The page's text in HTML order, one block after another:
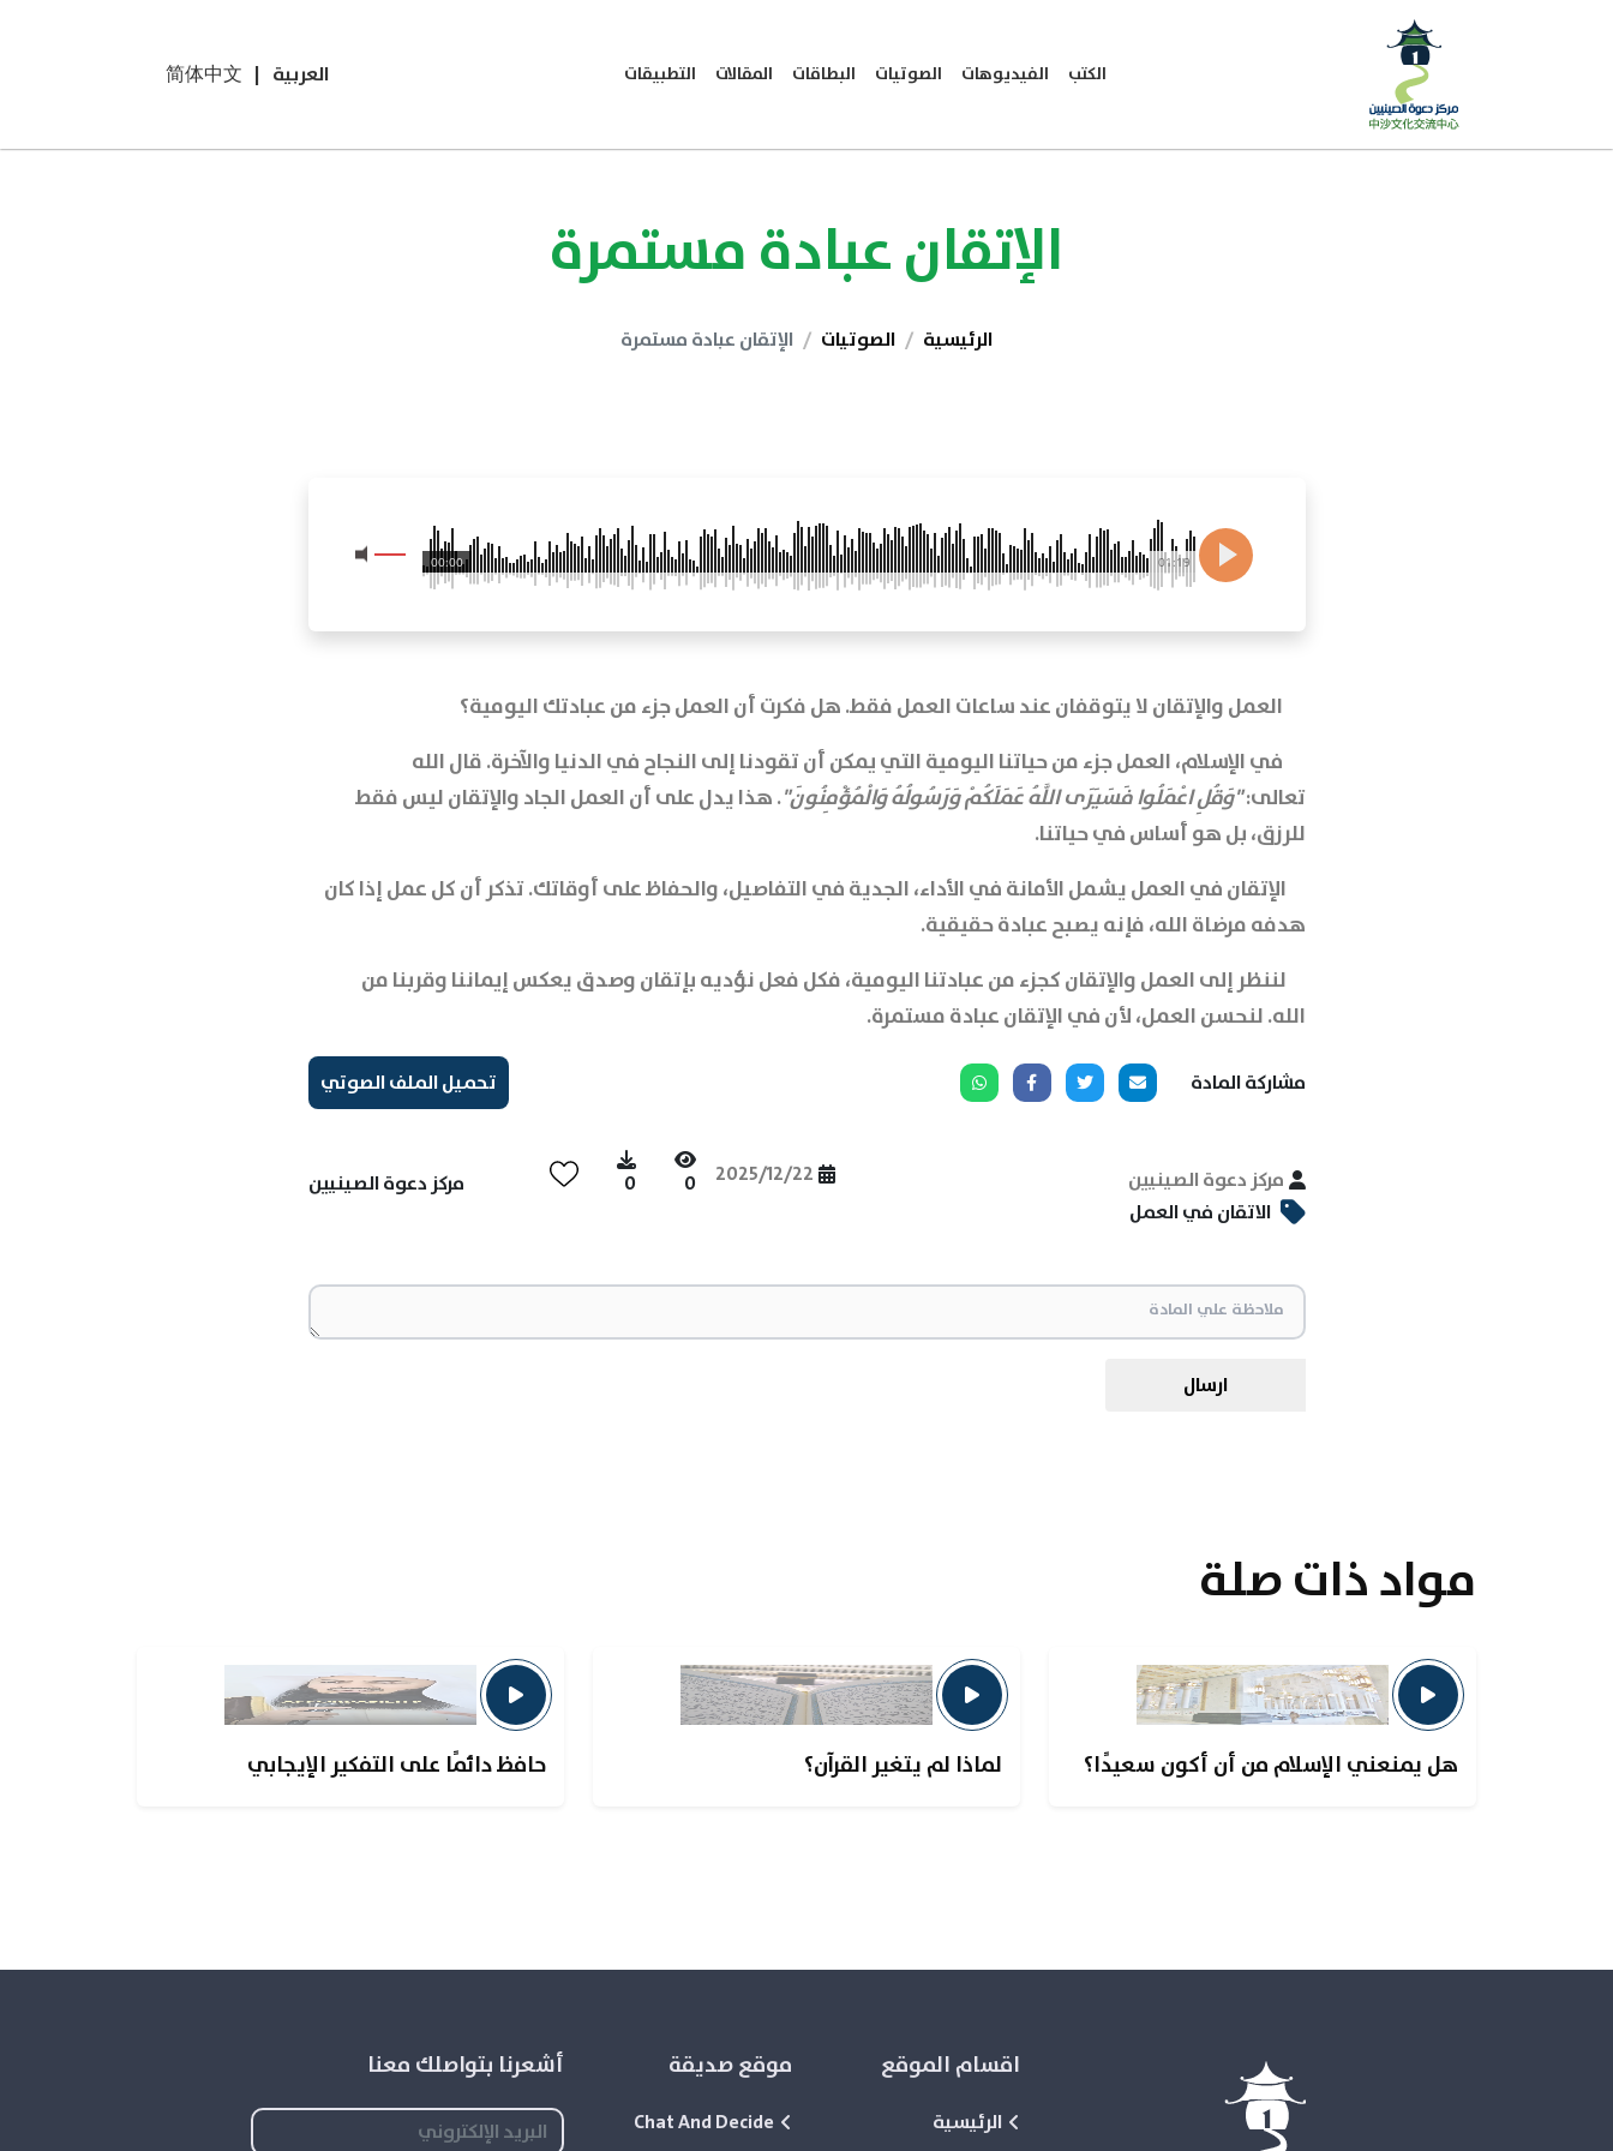
الكتب الفيديوهات الصوتيات البطاقات المقالات التطبيقات العربية |
简体中文
الإتقان عبادة مستمرة
الرئيسية الصوتيات الإتقان عبادة مستمرة
01:19
00:00
العمل والإتقان لا يتوقفان عند ساعات العمل فقط. هل فكرت أن العمل جزء من عبادتك اليومية؟
في الإسلام، العمل جزء من حياتنا اليومية التي يمكن أن تقودنا إلى النجاح في الدنيا والآخرة. قال الله
تعالى:"وَقُلِ اعْمَلُوا فَسَيَرَى اللَّهُ عَمَلَكُمْ وَرَسُولُهُ وَالْمُؤْمِنُونَ". هذا يدل على أن العمل الجاد والإتقان ليس فقط
للرزق، بل هو أساس في حياتنا.
الإتقان في العمل يشمل الأمانة في الأداء، الجدية في التفاصيل، والحفاظ على أوقاتك. تذكر أن كل عمل إذا كان
هدفه مرضاة الله، فإنه يصبح عبادة حقيقية.
لننظر إلى العمل والإتقان كجزء من عبادتنا اليومية، فكل فعل نؤديه بإتقان وصدق يعكس إيماننا وقربنا من
الله. لنحسن العمل، لأن في الإتقان عبادة مستمرة.
مشاركة المادة تحميل الملف الصوتي
مركز دعوة الصينيين 2025/12/22
0
0
مركز دعوة الصينيين
الاتقان في العمل
ارسال
مواد ذات صلة
هل يمنعني الإسلام من أن أكون سعيدًا؟ لماذا لم يتغير القرآن؟ حافظ دائمًا على التفكير الإيجابي
اقسام الموقع
الرئيسية
موقع صديقة
Chat And Decide
أشعرنا بتواصلك معنا